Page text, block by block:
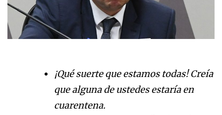
¡Qué suerte que estamos todas! Creía
que alguna de ustedes estaría en
cuarentena.